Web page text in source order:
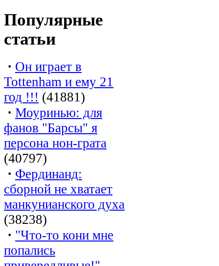
Популярные
статьи
· Он играет в
Tottenham и ему 21
год !!! (41881)
· Моуринью: для
фанов "Барсы" я
персона нон-грата
(40797)
· Фердинанд:
сборной не хватает
манкунианского духа
(38238)
· "Что-то кони мне
попались